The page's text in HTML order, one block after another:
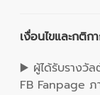
เงื่อนไขและกติก
▶️ ผู้ได้รับรางวั
FB Fanpage